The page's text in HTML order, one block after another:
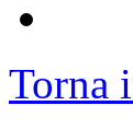
Torna